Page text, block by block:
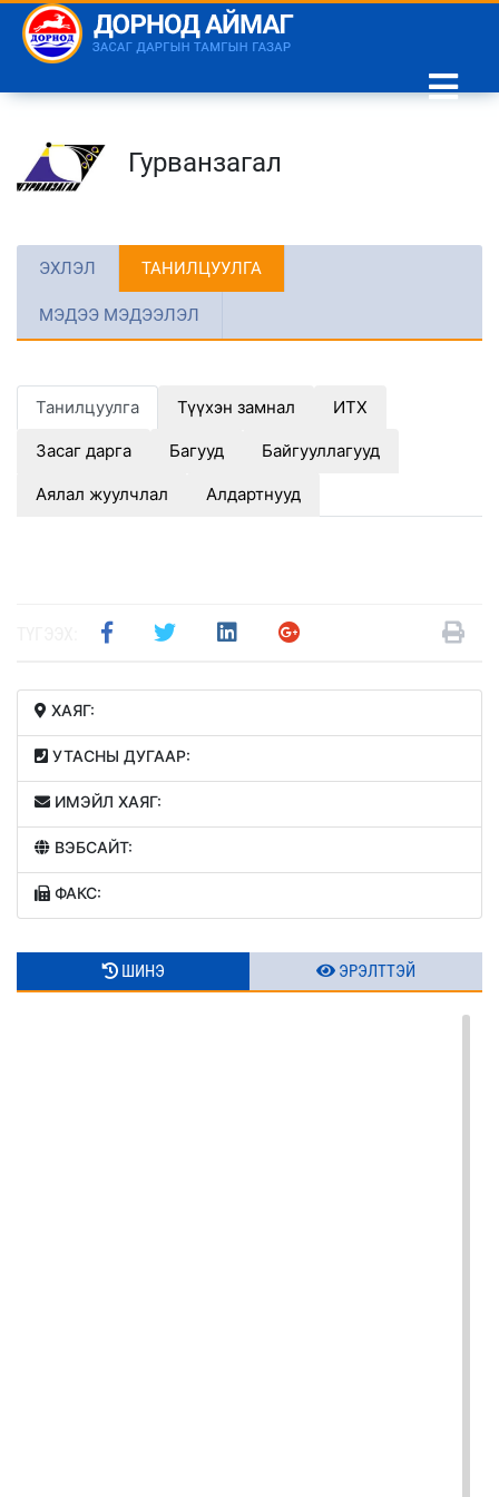
Гурванзагал
ЭХЛЭЛ ТАНИЛЦУУЛГА
МЭДЭЭ МЭДЭЭЛЭЛ
Танилцуулга Түүхэн замнал ИТХ
Засаг дарга Багууд Байгууллагууд
Аялал жуулчлал Алдартнууд
ХАЯГ:
УТАСНЫ ДУГААР:
ИМЭЙЛ ХАЯГ:
ВЭБСАЙТ:
ФАКС:
ШИНЭ ЭРЭЛТТЭЙ